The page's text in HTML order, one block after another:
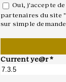
Oui, j'accepte
partenaires du site
sur simple
Current ye@r*